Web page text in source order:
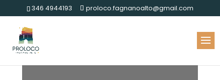
346 4944193 proloco.fagnanoalto@gmail.com